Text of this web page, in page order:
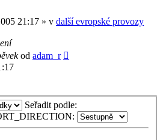
21:17 » v další evropské provozy
od adam_r
Seřadit podle: